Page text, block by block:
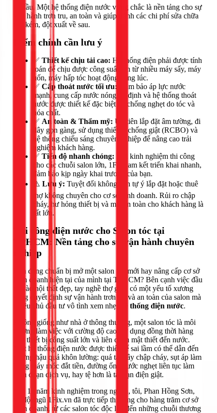
từ đầu. Một hệ thống điện nước vững chắc là nền tảng cho sự
vận hành trơn tru, an toàn và giúp tránh các chi phí sửa chữa
tốn kém, đột xuất về sau.
Điểm chính cần lưu ý
✅ Thiết kế chịu tải cao: Hệ thống điện phải được tính
toán để chịu được công suất lớn từ nhiều máy sấy, máy
uốn, máy hấp tóc hoạt động cùng lúc.
✅ Cấp thoát nước tối ưu:
Đảm bảo áp lực nước
mạnh, cung cấp nước nóng ổn định và hệ thống thoát
nước được thiết kế đặc biệt để chống nghẹt do tóc và
hóa chất.
✅ An toàn & Thẩm mỹ: Ưu tiên lắp đặt âm tường, đi
dây gọn gàng, sử dụng thiết bị chống giật (RCBO) và
hệ thống chiếu sáng chuyên nghiệp để nâng cao trải
nghiệm khách hàng.
✅ Tiến độ nhanh chóng: Với kinh nghiệm thi công
cho các chuỗi salon lớn, 1Fix cam kết triển khai nhanh,
đảm bảo kịp ngày khai trương của bạn.
⚠️ Lưu ý: Tuyệt đối không nên tự ý lắp đặt hoặc thuê
thợ không chuyên cho cơ sở kinh doanh. Rủi ro chập
cháy, hư hỏng thiết bị và mất an toàn cho khách hàng là
rất lớn.
Thi công điện nước cho Salon tóc tại
TPHCM: Nền tảng cho sự vận hành chuyên
nghiệp
Bạn đang chuẩn bị mở một salon tóc mới hay nâng cấp cơ sở
kinh doanh hiện tại của mình tại TPHCM? Bên cạnh việc đầu
tư vào nội thất đẹp, tay nghề thợ giỏi, có một yếu tố xương
sống quyết định sự vận hành trơn tru và an toàn của salon mà
nhiều chủ đầu tư vô tình xem nhẹ:
hệ thống điện nước.
Không giống như nhà ở thông thường, một salon tóc là môi
trường làm việc với cường độ cao, sử dụng đồng thời hàng
loạt thiết bị công suất lớn và liên quan mật thiết đến nước.
Một hệ thống điện nước được thiết kế sai lầm có thể dẫn đến
những hậu quả khôn lường: quá tải gây chập cháy, sụt áp làm
hỏng máy móc đắt tiền, đường ống nước nghẹt liên tục làm
gián đoạn dịch vụ, hay tệ hơn là tai nạn điện giật.
Với 11 năm kinh nghiệm trong ngành, tôi, Phan Hồng Sơn,
và đội ngũ 1Fix.vn đã trực tiếp thi công cho hàng trăm cơ sở
kinh doanh, từ các salon tóc độc lập đến những chuỗi thương